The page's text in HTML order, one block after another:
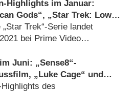
Highlights im Januar:
Gods“, „Star Trek: Lower
und … „Vikings“
Trek“-Serie landet
bei Prime Video
Juni: „Sense8“-
„Luke Cage“ und
des